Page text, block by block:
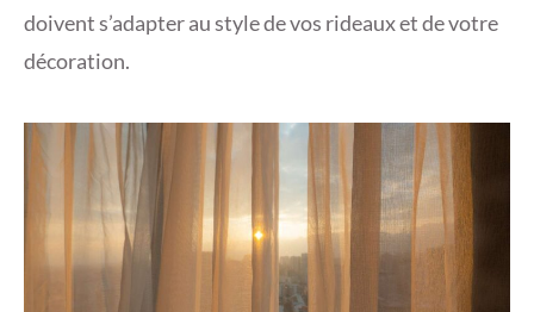
doivent s’adapter au style de vos rideaux et de votre
décoration.